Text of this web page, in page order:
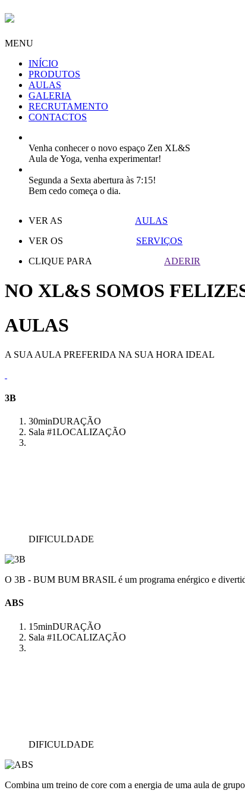
MENU
INÍCIO
PRODUTOS
AULAS
GALERIA
RECRUTAMENTO
CONTACTOS
Venha conhecer o novo espaço Zen XL&S
Aula de Yoga, venha experimentar!
Segunda a Sexta abertura às 7:15!
Bem cedo começa o dia.
VER AS
AULAS
VER OS
SERVIÇOS
CLIQUE PARA
ADERIR
NO XL&S SOMOS
AULAS
A SUA AULA PREFERIDA NA SUA HORA IDEAL
3B
30minDURAÇÃO
Sala #1LOCALIZAÇÃO
DIFICULDADE
O 3B - BUM BUM BRASIL é um programa enérgico e
ABS
15minDURAÇÃO
Sala #1LOCALIZAÇÃO
DIFICULDADE
Combina um treino de core com a energia de uma aula de